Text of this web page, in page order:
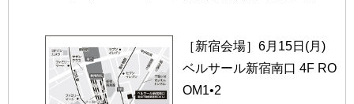
［新宿会場］6月15日(月)
ベルサール新宿南口 4F RO
OM1•2